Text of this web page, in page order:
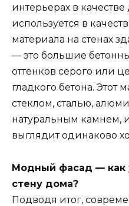
интерьерах в
используется в
материала на стенах
— это большие
оттенков серого или
гладкого бетона. Этот
стеклом, сталью,
натуральным камнем,
выглядит одинаково
Модный фасад — как
стену дома?
Подводя итог,